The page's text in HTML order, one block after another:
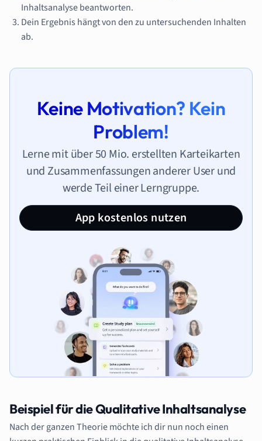
Inhaltsanalyse beantworten.
Dein Ergebnis hängt von den zu untersuchenden Inhalten
ab.
Keine Motivation? Kein
Problem!
Lerne mit über 50 Mio. erstellten Karteikarten
und Zusammenfassungen anderer User und
werde Teil einer Lerngruppe.
App kostenlos nutzen
Beispiel für die Qualitative Inhaltsanalyse
Nach der ganzen Theorie möchte ich dir nun noch einen